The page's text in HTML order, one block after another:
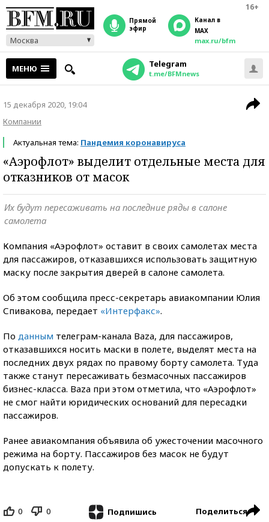
16+
Москва
прямой
эфир
Канал в
MAX
max.ru/bfm
МЕНЮ Telegram
t.me/BFMnews
15 декабря 2020, 19:04
Компании
Актуальная тема: Пандемия коронавируса
«Аэрофлот» выделит отдельные места для
отказников от масок
Их будут пересаживать на последние ряды в салоне
самолета
Компания «Аэрофлот» оставит в своих самолетах места
для пассажиров, отказавшихся использовать защитную
маску после закрытия дверей в салоне самолета.
Об этом сообщила пресс-секретарь авиакомпании Юлия
Спивакова, передает «Интерфакс».
По данным телеграм-канала Baza, для пассажиров,
отказавшихся носить маски в полете, выделят места на
последних двух рядах по правому борту самолета. Туда
также станут пересаживать безмасочных пассажиров
бизнес-класса. Baza при этом отметила, что «Аэрофлот»
не смог найти юридических оснований для пересадки
пассажиров.
Ранее авиакомпания объявила об ужесточении масочного
режима на борту. Пассажиров без масок не будут
допускать к полету.
0 0 Подпишись Поделиться